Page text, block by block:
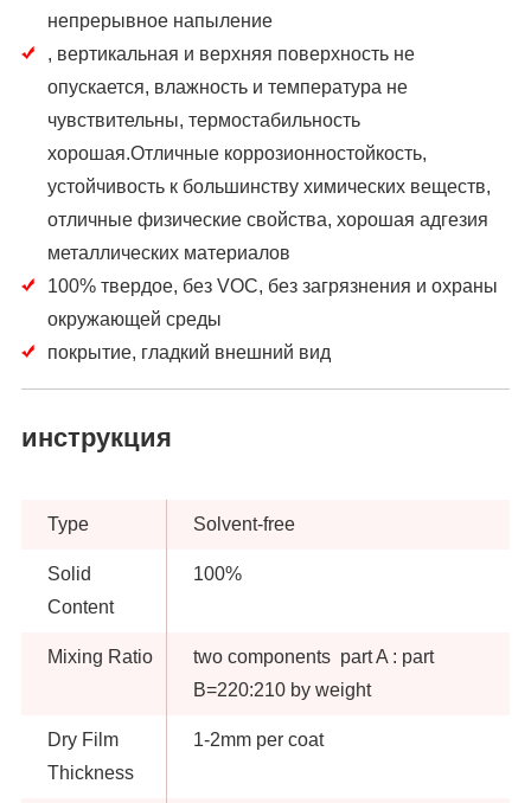
непрерывное напыление
, вертикальная и верхняя поверхность не
опускается, влажность и температура не
чувствительны, термостабильность
хорошая.Отличные коррозионностойкость,
устойчивость к большинству химических веществ,
отличные физические свойства, хорошая адгезия
металлических материалов
100% твердое, без VOC, без загрязнения и охраны
окружающей среды
покрытие, гладкий внешний вид
инструкция
Type Solvent-free
Solid
Content
100%
Mixing Ratio
two components part A : part
B=220:210 by weight
Dry Film
Thickness
1-2mm per coat